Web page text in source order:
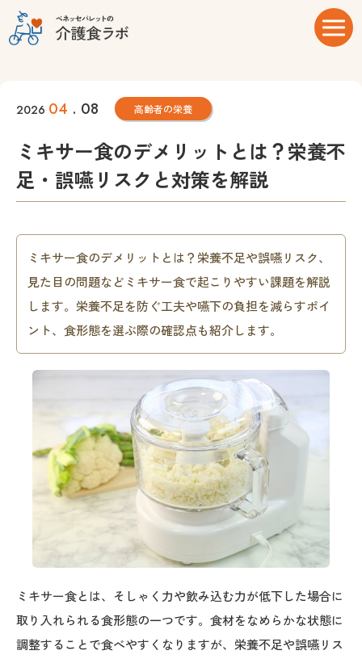
2026 04 . 08 高齢者の栄養
ミキサー食のデメリットとは？栄養不
足・誤嚥リスクと対策を解説
ミキサー食のデメリットとは？栄養不足や誤嚥リスク、
見た目の問題などミキサー食で起こりやすい課題を解説
します。栄養不足を防ぐ工夫や嚥下の負担を減らすポイ
ント、食形態を選ぶ際の確認点も紹介します。
ミキサー食とは、そしゃく力や飲み込む力が低下した場合に
取り入れられる食形態の一つです。食材をなめらかな状態に
調整することで食べやすくなりますが、栄養不足や誤嚥リス